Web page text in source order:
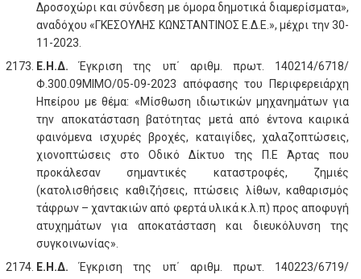
Δροσοχώρι και σύνδεση με όμορα δημοτικά διαμερίσματα»,
αναδόχου «ΓΚΕΣΟΥΛΗΣ ΚΩΝΣΤΑΝΤΙΝΟΣ Ε.Δ.Ε.», μέχρι την 30-
11-2023.
Ε.Η.Δ.Έγκριση της υπ΄ αριθμ. πρωτ. 140214/6718/
Φ.300.09ΜΙΜΟ/05-09-2023 απόφασης του Περιφερειάρχη
Ηπείρου με θέμα: «Μίσθωση ιδιωτικών μηχανημάτων για
την αποκατάσταση βατότητας μετά από έντονα καιρικά
φαινόμενα ισχυρές βροχές, καταιγίδες, χαλαζοπτώσεις,
χιονοπτώσεις στο Οδικό Δίκτυο της Π.Ε Άρτας που
προκάλεσαν σημαντικές καταστροφές, ζημιές
(κατολισθήσεις καθιζήσεις, πτώσεις λίθων, καθαρισμός
τάφρων – χαντακιών από φερτά υλικά κ.λ.π) προς αποφυγή
ατυχημάτων για αποκατάσταση και διευκόλυνση της
συγκοινωνίας».
Ε.Η.Δ.Έγκριση της υπ΄ αριθμ. πρωτ. 140223/6719/